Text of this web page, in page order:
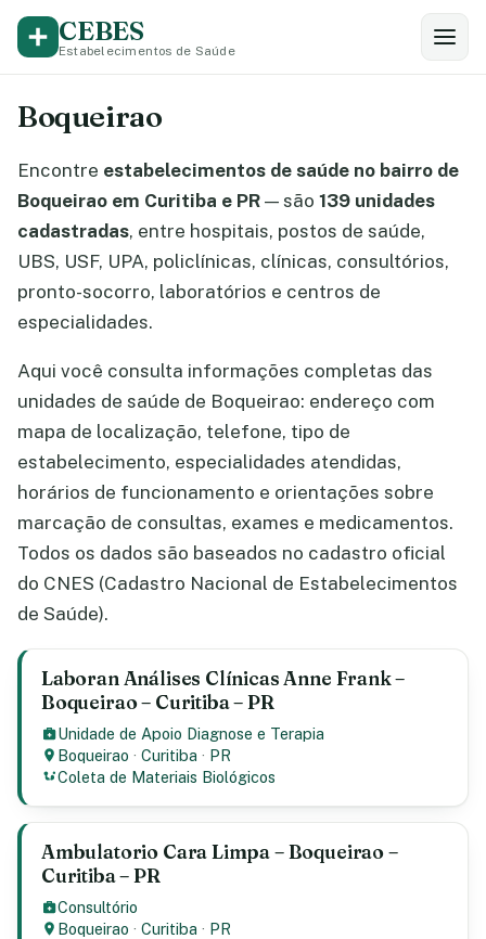
CEBES
Estabelecimentos de Saúde
Boqueirao
Encontre estabelecimentos de saúde no bairro de
Boqueirao em Curitiba e PR — são 139 unidades
cadastradas, entre hospitais, postos de saúde,
UBS, USF, UPA, policlínicas, clínicas, consultórios,
pronto-socorro, laboratórios e centros de
especialidades.
Aqui você consulta informações completas das
unidades de saúde de Boqueirao: endereço com
mapa de localização, telefone, tipo de
estabelecimento, especialidades atendidas,
horários de funcionamento e orientações sobre
marcação de consultas, exames e medicamentos.
Todos os dados são baseados no cadastro oficial
do CNES (Cadastro Nacional de Estabelecimentos
de Saúde).
Laboran Análises Clínicas Anne Frank –
Boqueirao – Curitiba – PR
Unidade de Apoio Diagnose e Terapia
Boqueirao ·Curitiba · PR
Coleta de Materiais Biológicos
Ambulatorio Cara Limpa – Boqueirao –
Curitiba – PR
Consultório
Boqueirao ·Curitiba · PR